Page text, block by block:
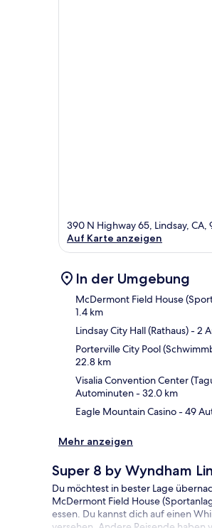
390 N Highway 65, Lindsay, CA,
Auf Karte anzeigen
In der Umgebung
McDermont Field House
1.4 km
Lindsay City Hall (Rathaus)- 2
Porterville City Pool
22.8 km
Visalia Convention Center
Autominuten- 32.0 km
Eagle Mountain Casino- 49
Mehr anzeigen
Super 8 by Wyndham
Du möchtest in bester Lage
McDermont Field House
essen. Du kannst dich auf einen